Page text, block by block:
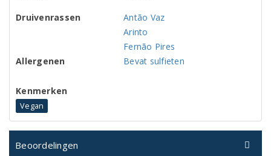
Druivenrassen
Antão Vaz
Arinto
Fernão Pires
Allergenen
Bevat sulfieten
Kenmerken
Vegan
Beoordelingen